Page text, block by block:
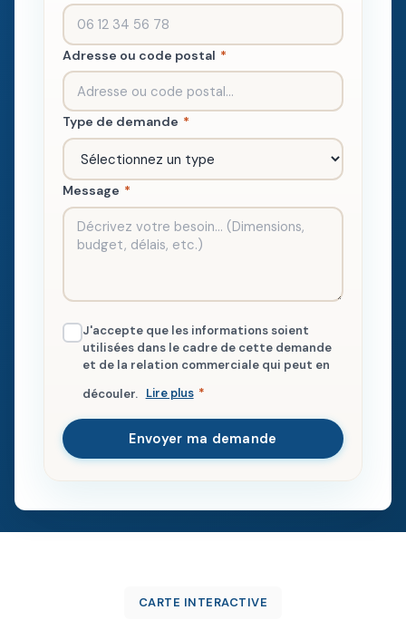
Adresse ou code postal *
Type de demande *
Message *
J'accepte que les informations soient
utilisées dans le cadre de cette demande
et de la relation commerciale qui peut en
découler. Lire plus *
Envoyer ma demande
CARTE INTERACTIVE